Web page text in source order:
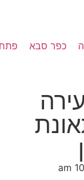
כפר סבא